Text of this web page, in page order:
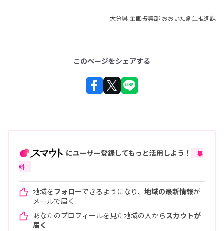
大分県 企画振興部 おおいた創生推進課
このページをシェアする
にユーザー登録してもっと活用しよう！
無
料
地域をフォローできるようになり、 地域の最新情報が
メールで届く
あなたのプロフィールを見た地域の人から スカウトが
届く